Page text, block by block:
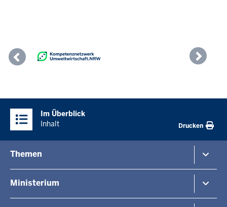
Previous
Inhalte
Im Überblick
Inhalt
Drucken
in
der
Fußzeile
Themen
Naturschutz
Verkehr
Ministerium